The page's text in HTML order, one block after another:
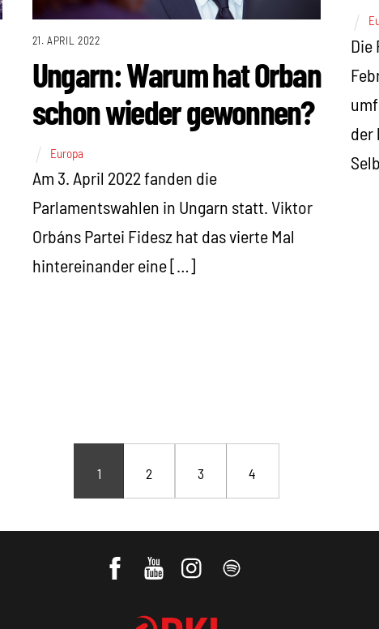
21. APRIL 2022
Ungarn: Warum hat Orban
schon wieder gewonnen?
Europa
Am 3. April 2022 fanden die
Parlamentswahlen in Ungarn statt. Viktor
Orbáns Partei Fidesz hat das vierte Mal
hintereinander eine […]
Die
der
1 2 3 4